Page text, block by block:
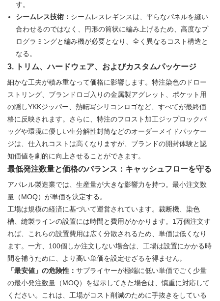
す。
シームレス技術： シームレスレギンスは、平らなパネルを縫い
合わせるのではなく、円形の筒状に編み上げるため、高度なプ
ログラミングと編み機が必要となり、全く異なるコスト構造と
なる。
3. トリム、ハードウェア、およびカスタムパッケージ
細かな工夫が積み重なって価格に影響します。特注染色のドロー
ストリング、ブランドロゴ入りの金属製アグレット、ポケット用
の隠しYKKジッパー、熱転写シリコンロゴなど、すべてが最終価
格に反映されます。さらに、特注のフロスト加工ジップロックバ
ッグや環境に優しい生分解性封筒などのオーダーメイドパッケー
ジは、仕入れコストは高くなりますが、ブランドの開封体験と認
知価値を劇的に向上させることができます。
最低発注数量と価格のバランス：キャッシュフローを守る
アパレル製造業では、生産量が大きな影響力を持つ。最小注文数
量（MOQ）が単価を決定する。
工場は規模の経済に基づいて運営されています。裁断機、染色
槽、縫製ラインの設置には時間と費用がかかります。1万個注文す
れば、これらの設置費用は広く分散されるため、単価は低くなり
ます。一方、100個しか注文しない場合は、工場は設置にかかる時
間を補うために、より高い単価を設定せざるを得ません。
「最安値」の危険性： サプライヤーが極端に低い単価でごく少量
の最小発注数量（MOQ）を提示してきた場合は、慎重に対応して
ください。これは、工場がコスト削減のために手抜きをしている